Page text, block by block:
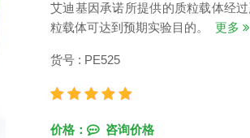
艾迪基因承诺所提供的质粒载体经
粒载体可达到预期实验目的。
更多
货号 : PE525
价格： 咨询价格